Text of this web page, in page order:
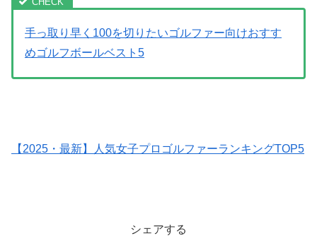
手っ取り早く100を切りたいゴルファー向けおすす
めゴルフボールベスト5
【2025・最新】人気女子プロゴルファーランキングTOP5
シェアする